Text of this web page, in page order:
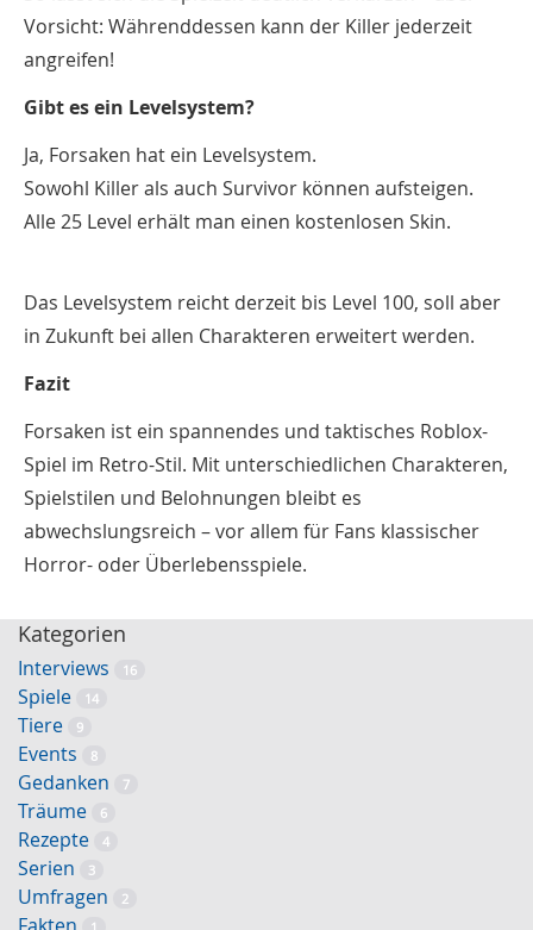
Vorsicht: Währenddessen kann der Killer jederzeit
angreifen!
Gibt es ein Levelsystem?
Ja, Forsaken hat ein Levelsystem.
Sowohl Killer als auch Survivor können aufsteigen.
Alle 25 Level erhält man einen kostenlosen Skin.
Das Levelsystem reicht derzeit bis Level 100, soll aber
in Zukunft bei allen Charakteren erweitert werden.
Fazit
Forsaken ist ein spannendes und taktisches Roblox-
Spiel im Retro-Stil. Mit unterschiedlichen Charakteren,
Spielstilen und Belohnungen bleibt es
abwechslungsreich – vor allem für Fans klassischer
Horror- oder Überlebensspiele.
Kategorien
Interviews 16
Spiele 14
Tiere 9
Events 8
Gedanken 7
Träume 6
Rezepte 4
Serien 3
Umfragen 2
Fakten